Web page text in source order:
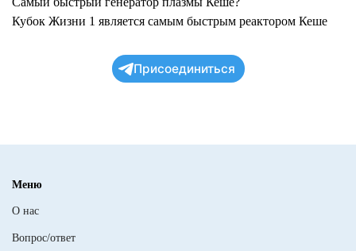
Кубок Жизни 1 является самым быстрым реактором Кеше
Присоединиться
Меню
О нас
Вопрос/ответ